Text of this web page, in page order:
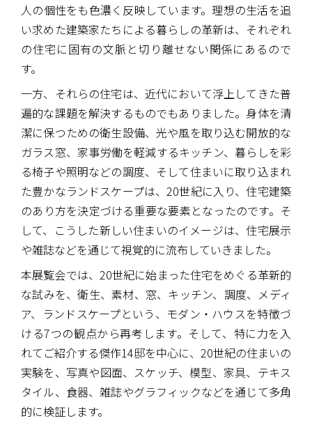
人の個性をも色濃く反映しています。理想の生活を追
い求めた建築家たちによる暮らしの革新は、それぞれ
の住宅に固有の文脈と切り離せない関係にあるので
す。
一方、それらの住宅は、近代において浮上してきた普
遍的な課題を解決するものでもありました。身体を清
潔に保つための衛生設備、光や風を取り込む開放的な
ガラス窓、家事労働を軽減するキッチン、暮らしを彩
る椅子や照明などの調度、そして住まいに取り込まれ
た豊かなランドスケープは、20世紀に入り、住宅建築
のあり方を決定づける重要な要素となったのです。そ
して、こうした新しい住まいのイメージは、住宅展示
や雑誌などを通じて視覚的に流布していきました。
本展覧会では、20世紀に始まった住宅をめぐる革新的
な試みを、衛生、素材、窓、キッチン、調度、メディ
ア、ランドスケープという、モダン・ハウスを特徴づ
ける7つの観点から再考します。そして、特に力を入
れてご紹介する傑作14邸を中心に、20世紀の住まいの
実験を、写真や図面、スケッチ、模型、家具、テキス
タイル、食器、雑誌やグラフィックなどを通じて多角
的に検証します。